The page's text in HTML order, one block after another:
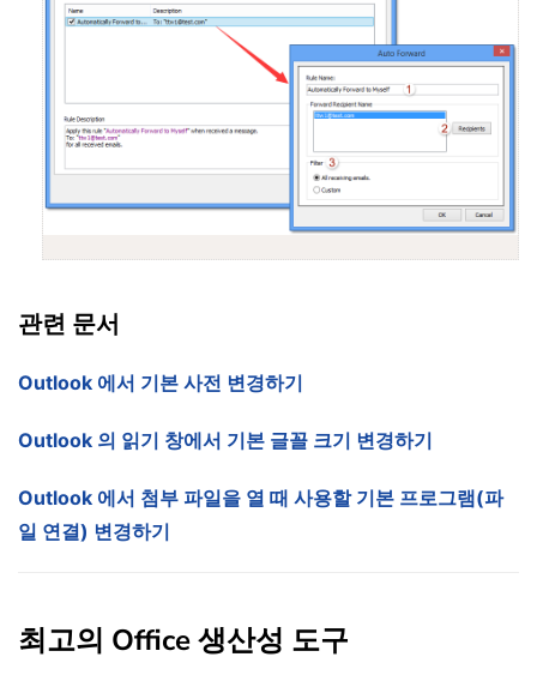
관련 문서
Outlook 에서 기본 사전 변경하기
Outlook 의 읽기 창에서 기본 글꼴 크기 변경하기
Outlook 에서 첨부 파일을 열 때 사용할 기본 프로그램(파
일 연결) 변경하기
최고의 Office 생산성 도구